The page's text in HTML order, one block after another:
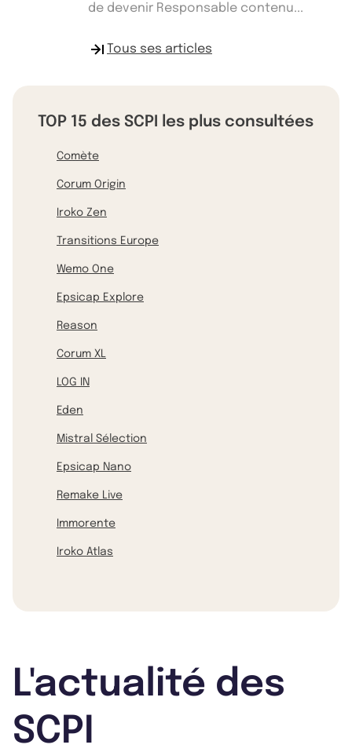
de devenir Responsable contenu...
Tous ses articles
TOP 15 des SCPI les plus consultées
Comète
Corum Origin
Iroko Zen
Transitions Europe
Wemo One
Epsicap Explore
Reason
Corum XL
LOG IN
Eden
Mistral Sélection
Epsicap Nano
Remake Live
Immorente
Iroko Atlas
L'actualité des
SCPI